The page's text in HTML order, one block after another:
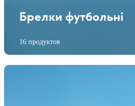
Брелки футбольні
16 продуктов